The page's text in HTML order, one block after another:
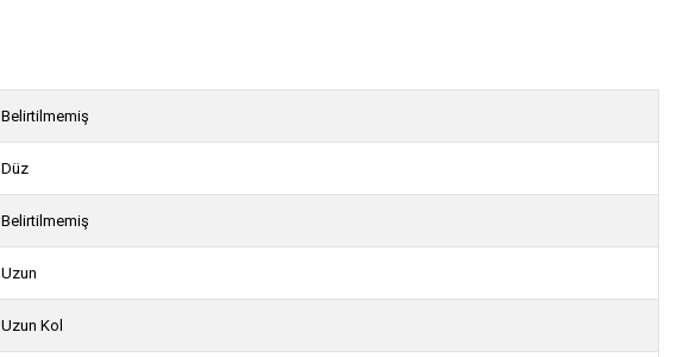
Belirtilmemiş
Düz
Belirtilmemiş
Uzun
Uzun Kol